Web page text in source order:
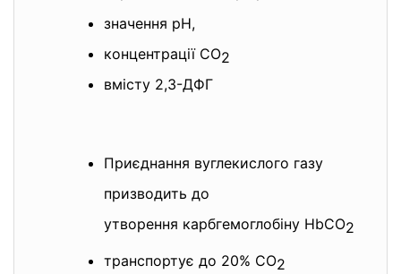
значення рН,
концентрації СО2
вмісту 2,3-ДФГ
Приєднання вуглекислого газу
призводить до
утворення карбгемоглобіну HbCO2
транспортує до 20% СО2